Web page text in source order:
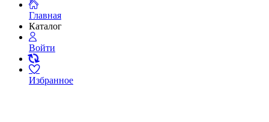
Главная
Каталог
Войти
Избранное